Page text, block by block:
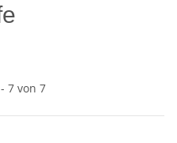
7 von 7